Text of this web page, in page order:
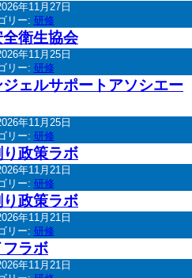
年11月27日
リー: 研修
衛生協会
年11月25日
リー: 研修
ェルサポートアソシエー
年11月25日
リー: 研修
政策ラボ
年11月21日
リー: 研修
政策ラボ
年11月21日
リー: 研修
ラボ
年11月21日